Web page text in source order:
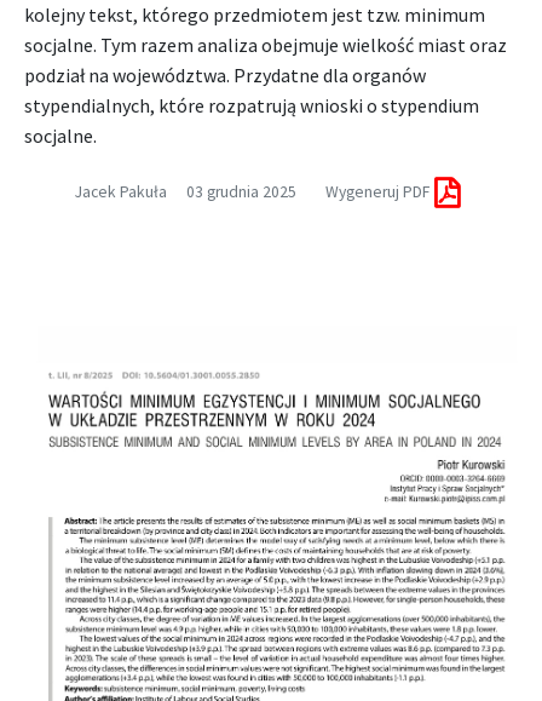
kolejny tekst, którego przedmiotem jest tzw. minimum
socjalne. Tym razem analiza obejmuje wielkość miast oraz
podział na województwa. Przydatne dla organów
stypendialnych, które rozpatrują wnioski o stypendium
socjalne.
Jacek Pakuła 03 grudnia 2025 Wygeneruj PDF